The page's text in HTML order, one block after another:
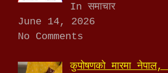
In समाचार
June 14, 2026
No Comments
कुपोषणको मारमा नेपाल,